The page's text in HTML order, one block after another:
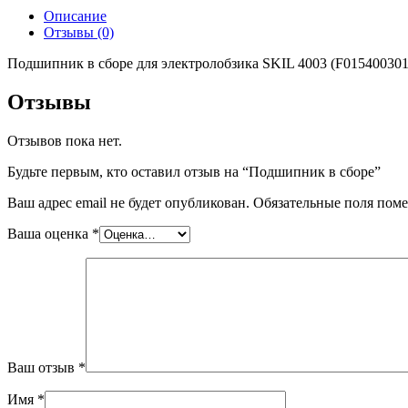
Описание
Отзывы (0)
Подшипник в сборе для электролобзика SKIL 4003
Отзывы
Отзывов пока нет.
Будьте первым, кто оставил отзыв на “Подшипник в сборе”
Ваш адрес email не будет опубликован. Обязательные поля
Ваша оценка *
Ваш отзыв *
Имя *